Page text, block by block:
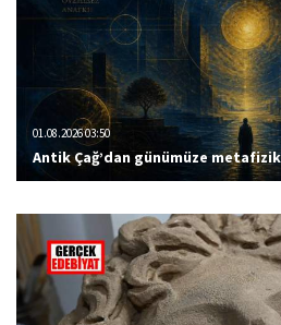
01.08.2026 03:50
Antik Çağ’dan günümüze